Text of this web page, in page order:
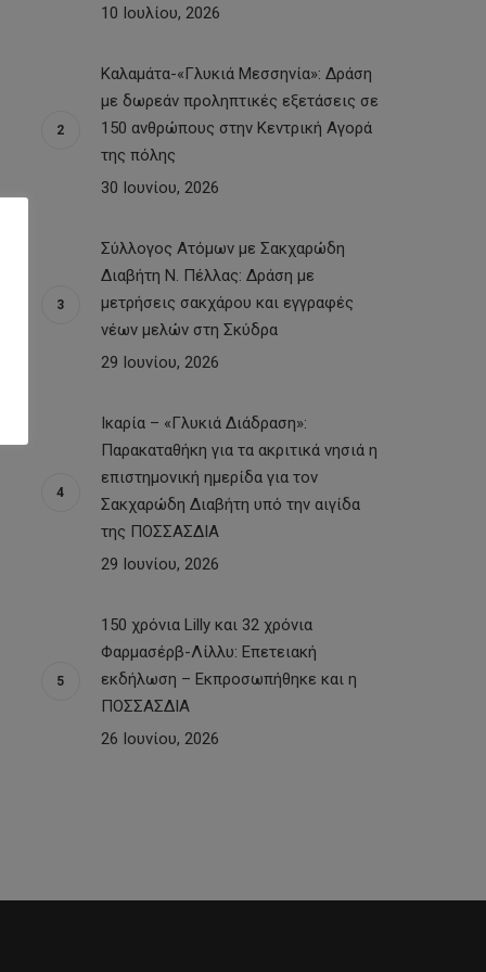
10 Ιουλίου, 2026
Καλαμάτα-«Γλυκιά Μεσσηνία»: Δράση
με δωρεάν προληπτικές εξετάσεις σε
150 ανθρώπους στην Κεντρική Αγορά
της πόλης
30 Ιουνίου, 2026
Σύλλογος Ατόμων με Σακχαρώδη
Διαβήτη Ν. Πέλλας: Δράση με
μετρήσεις σακχάρου και εγγραφές
νέων μελών στη Σκύδρα
29 Ιουνίου, 2026
Ικαρία – «Γλυκιά Διάδραση»:
Παρακαταθήκη για τα ακριτικά νησιά η
επιστημονική ημερίδα για τον
Σακχαρώδη Διαβήτη υπό την αιγίδα
της ΠΟΣΣΑΣΔΙΑ
29 Ιουνίου, 2026
150 χρόνια Lilly και 32 χρόνια
Φαρμασέρβ-Λίλλυ: Eπετειακή
εκδήλωση – Εκπροσωπήθηκε και η
ΠΟΣΣΑΣΔΙΑ
26 Ιουνίου, 2026